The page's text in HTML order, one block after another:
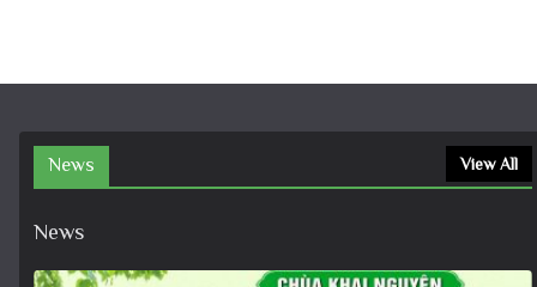
News View All
News